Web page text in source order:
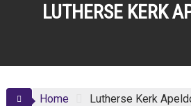
LUTHERSE KERK
Home Lutherse Kerk